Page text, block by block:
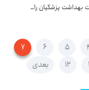
بهداشت پزشکیان را…
۵ ۶
۷
۱۲ بعدی